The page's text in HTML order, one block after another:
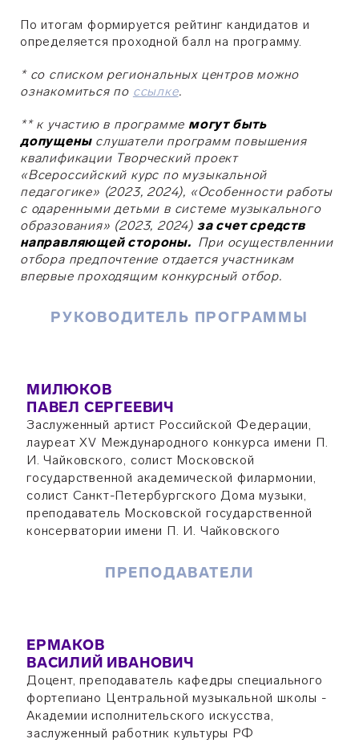
По итогам формируется рейтинг кандидатов и
определяется проходной балл на программу.
* со списком региональных центров можно
ознакомиться по ссылке.
** к участию в программе могут быть
допущеныслушатели программ повышения
квалификации Творческий проект
«Всероссийский курс по музыкальной
педагогике» (2023, 2024), «Особенности работы
с одаренными детьми в системе музыкального
образования» (2023, 2024) за счет средств
направляющей стороны. При осуществленнии
отбора предпочтение отдается участникам
впервые проходящим конкурсный отбор.
РУКОВОДИТЕЛЬ ПРОГРАММЫ
МИЛЮКОВ
ПАВЕЛ СЕРГЕЕВИЧ
Заслуженный артист Российской Федерации,
лауреат XV Международного конкурса имени П.
И. Чайковского, солист Московской
государственной академической филармонии,
солист Санкт-Петербургского Дома музыки,
преподаватель Московской государственной
консерватории имени П. И. Чайковского
ПРЕПОДАВАТЕЛИ
ЕРМАКОВ
ВАСИЛИЙ ИВАНОВИЧ
Доцент, преподаватель кафедры специального
фортепиано Центральной музыкальной школы -
Академии исполнительского искусства,
заслуженный работник культуры РФ